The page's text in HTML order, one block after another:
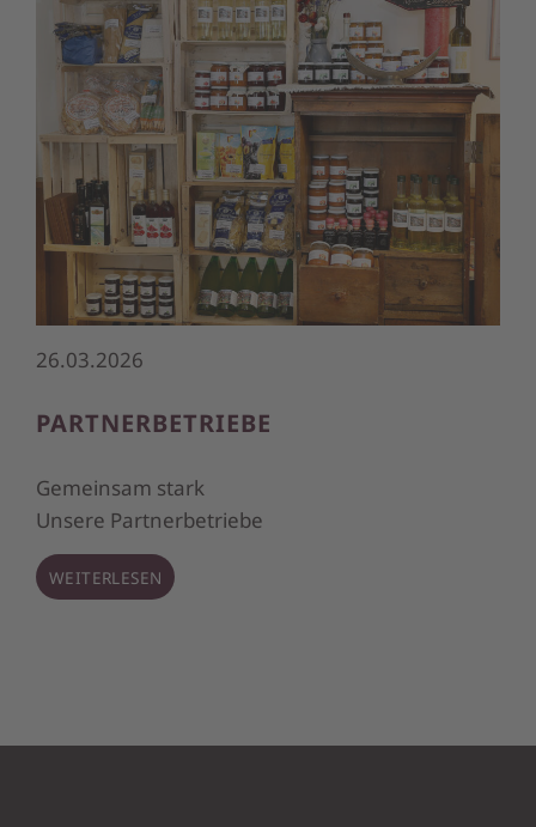
26.03.2026
PARTNERBETRIEBE
Gemeinsam stark
Unsere Partnerbetriebe
WEITERLESEN